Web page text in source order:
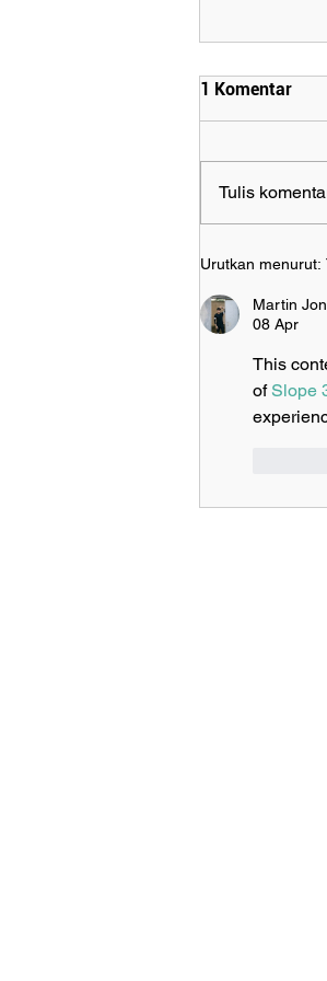
Aryan
Kerajinan
Konsistensi
1 Komentar
Tulis
Urutkan menurut:
Martin Jon
08 Apr
This
of Slope